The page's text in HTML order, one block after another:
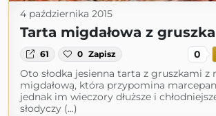
4 października 2015
Tarta migdałowa z
61 0 Zapisz 0
Oto słodka jesienna tarta z gruszkami z
migdałową, która przypomina
jednak im wieczory dłuższe i
słodyczy (...)